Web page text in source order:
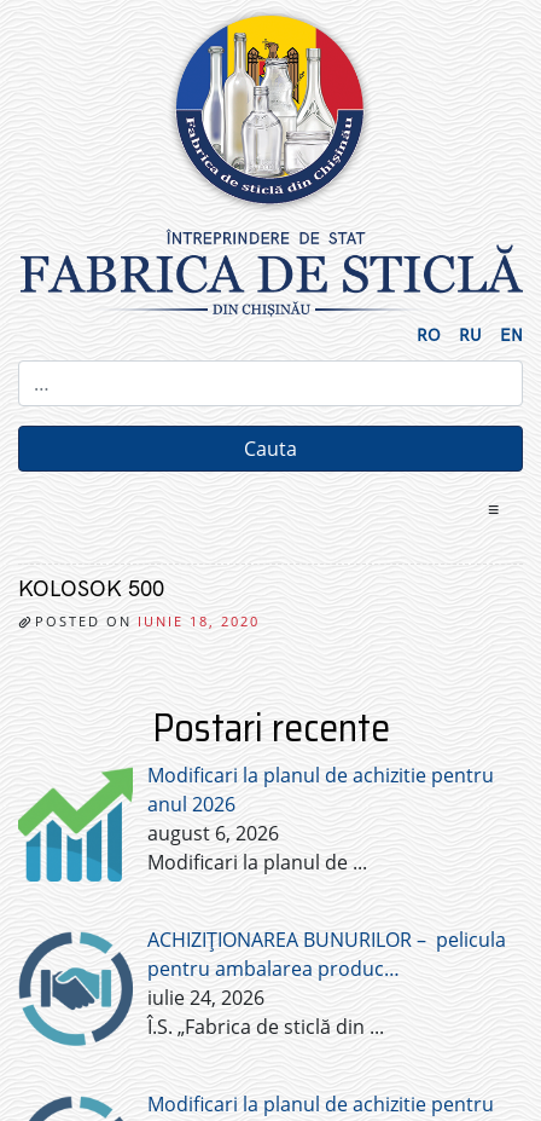
RO RU EN
≡
KOLOSOK 500
POSTED ON IUNIE 18, 2020
Postari recente
Modificari la planul de achizitie pentru
anul 2026
august 6, 2026
Modificari la planul de ...
ACHIZIȚIONAREA BUNURILOR – pelicula
pentru ambalarea produc…
iulie 24, 2026
Î.S. „Fabrica de sticlă din ...
Modificari la planul de achizitie pentru